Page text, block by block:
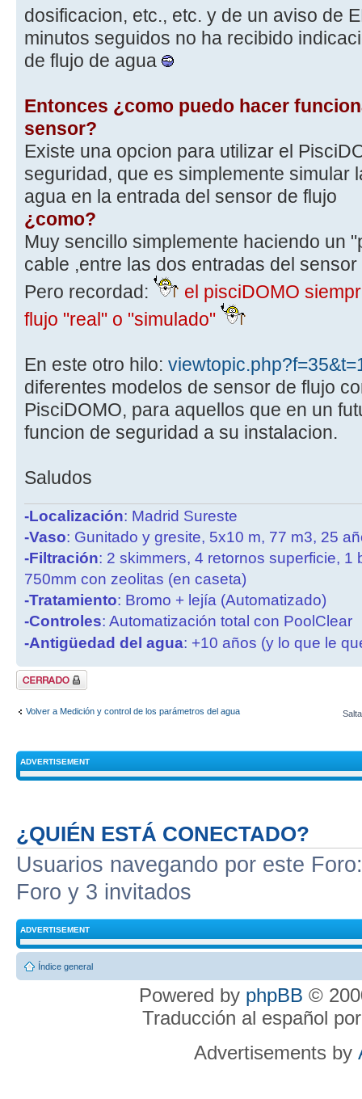
dosificacion, etc., etc. y de un aviso de
minutos seguidos no ha recibido
de flujo de agua
Entonces ¿como puedo hacer
sensor?
Existe una opcion para utilizar el
seguridad, que es simplemente simular
agua en la entrada del sensor de flujo
¿como?
Muy sencillo simplemente haciendo un
cable ,entre las dos entradas del sensor
Pero recordad:
el pisciDOMO
flujo "real" o "simulado"
En este otro hilo:
diferentes modelos de sensor de flujo
PisciDOMO, para aquellos que en un
funcion de seguridad a su instalacion.
Saludos
-Localización: Madrid Sureste
-Vaso: Gunitado y gresite, 5x10 m, 77 m3, 25
-Filtración: 2 skimmers, 4 retornos superficie, 1
750mm con zeolitas (en caseta)
-Tratamiento: Bromo + lejía (Automatizado)
-Controles: Automatización total con PoolClear
-Antigüedad del agua: +10 años (y lo que le
Tema cerrado
Volver a Medición y control de los parámetros del agua
ADVERTISEMENT
¿QUIÉN ESTÁ CONECTADO?
Usuarios navegando por este
Foro y 3 invitados
ADVERTISEMENT
Índice general
Powered by phpBB ©
Traducción al español
Advertisements by